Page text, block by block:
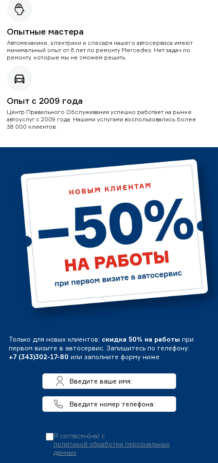
Опытные мастера
Автомеханики, электрики и слесаря нашего автосервиса имеют
минимальный опыт от 6 лет по ремонту Mercedes. Нет задач по
ремонту, которые мы не сможем решить.
Опыт с 2009 года
Центр Правильного Обслуживания успешно работает на рынке
автоуслуг с 2009 года. Нашими услугами воспользовались более
38 000 клиентов.
Только для новых клиентов: скидка 50% на работы при
первом визите в автосервис. Запишитесь по телефону:
+7 (343)302-17-80 или заполните форму ниже
Я согласен(на) с
политикой обработки персональных
данных